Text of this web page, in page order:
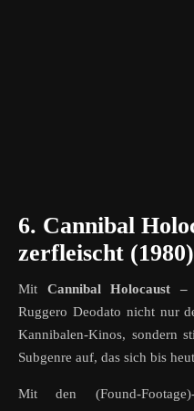
6. Cannibal
zerfleischt (1980)
Mit Cannibal Holocaust –
Ruggero Deodato nicht nur
Kannibalen-Kinos, sondern
Subgenre auf, das sich bis
Mit den (Found-